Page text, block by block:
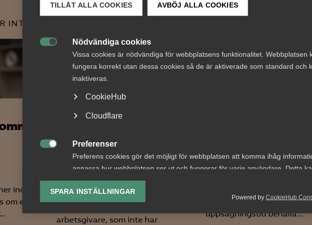
TILLÅT ALLA COOKIES AVBÖJ ALLA COOKIES
Nödvändiga cookies
Vissa cookies är nödvändiga för webbplatsens funktionalitet. Webbplatsen
fungera korrekt utan dessa cookies så de är aktiverade som standard och
inaktiveras.
CookieHub
Cloudflare
Preferenser
Preferens cookies gör det möjligt för webbplatsen att komma ihåg
anpassa hur webbplatsen ser ut och fungerar för varje användare. Detta
lagring av vald valuta, region, språk eller färgschema.

Analys-cookies
Analyseringscookies hjälper oss förbättra webbplatsen genom att samla
Powered by CookieHub
SPARA INSTÄLLNINGAR
INTRESSERAD AV DETTA?
inom
om ett
AD-dom:
EU-direktivet och
bristande MBL-
förhandling vid
arbetsbrist
arbetsgivare, som inte har
arbetstagare har rätt att
uppsägningstid behålla...